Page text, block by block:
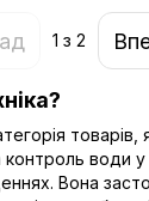
1 з 2
товарів,
води у
Вона